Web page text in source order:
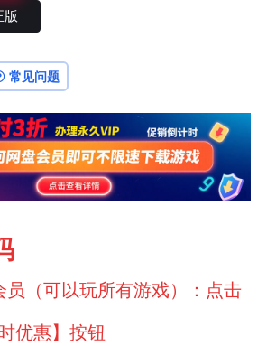
版
常见问题
员（可以玩所有游戏）：点击
优惠】按钮